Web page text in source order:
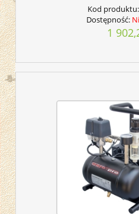
Kod produktu:
Dostępność:
1